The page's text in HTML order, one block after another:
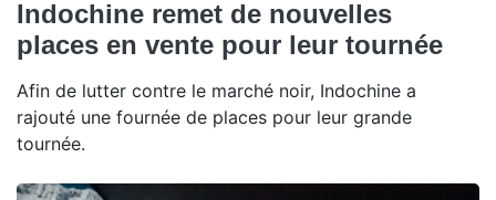
Indochine remet de nouvelles
places en vente pour leur tournée
Afin de lutter contre le marché noir, Indochine a
rajouté une fournée de places pour leur grande
tournée.